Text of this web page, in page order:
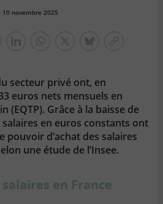
10 novembre 2025
secteur privé ont, en
euros nets mensuels en
(EQTP). Grâce à la baisse de
salaires en euros constants ont
pouvoir d’achat des salaires
une étude de l’Insee.
en France